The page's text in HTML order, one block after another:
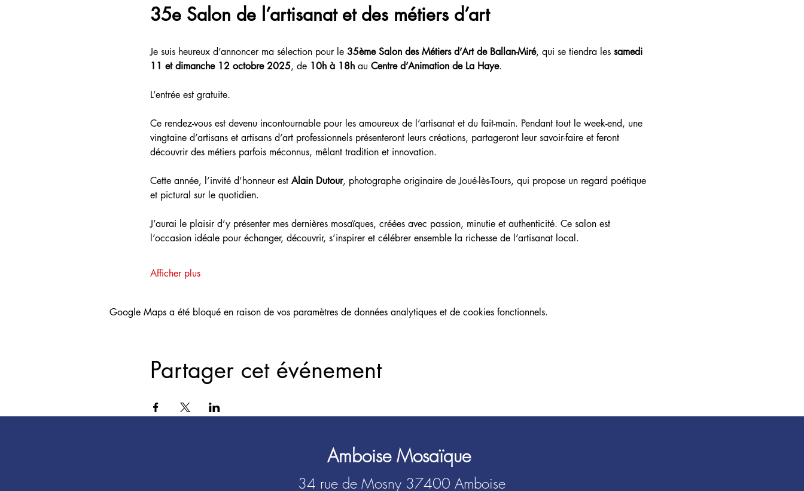
35e Salon de l’artisanat et des métiers d’art
Je suis heureux d’annoncer ma sélection pour le 35ème Salon des Métiers d’Art de Ballan-Miré, qui se tiendra les samedi
11 et dimanche 12 octobre 2025, de 10h à 18h au Centre d’Animation de La Haye.
L’entrée est gratuite.
Ce rendez-vous est devenu incontournable pour les amoureux de l’artisanat et du fait-main. Pendant tout le week-end, une
vingtaine d’artisans et artisans d’art professionnels présenteront leurs créations, partageront leur savoir-faire et feront
découvrir des métiers parfois méconnus, mêlant tradition et innovation.
Cette année, l’invité d’honneur est Alain Dutour, photographe originaire de Joué-lès-Tours, qui propose un regard poétique
et pictural sur le quotidien.
J’aurai le plaisir d’y présenter mes dernières mosaïques, créées avec passion, minutie et authenticité. Ce salon est
l’occasion idéale pour échanger, découvrir, s’inspirer et célébrer ensemble la richesse de l’artisanat local.
Afficher plus
Google Maps a été bloqué en raison de vos paramètres de données analytiques et de cookies fonctionnels.
Partager cet événement
Amboise Mosaïque
34 rue de Mosny 37400 Amboise